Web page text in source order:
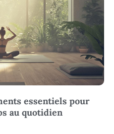
essentiels pour
au quotidien